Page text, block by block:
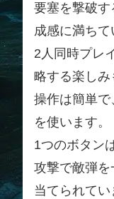
要塞を撃破
成感に満ちて
2人同時プレ
略する楽しみ
操作は簡単
を使います。
1つのボタン
攻撃で敵弾を
当てられてい